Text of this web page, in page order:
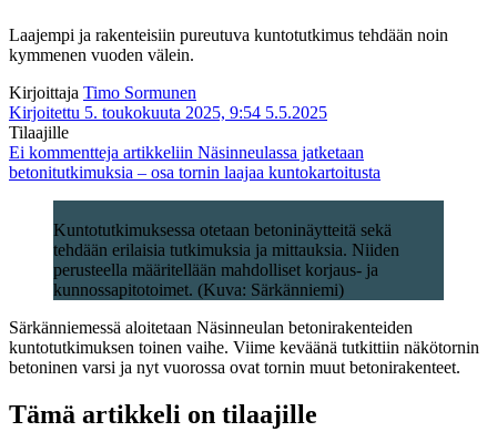
Laajempi ja rakenteisiin pureutuva kuntotutkimus tehdään noin
kymmenen vuoden välein.
Kirjoittaja Timo Sormunen
Kirjoitettu 5. toukokuuta 2025, 9:54 5.5.2025
Tilaajille
Ei kommentteja artikkeliin Näsinneulassa jatketaan
betonitutkimuksia – osa tornin laajaa kuntokartoitusta
Kuntotutkimuksessa otetaan betoninäytteitä sekä
tehdään erilaisia tutkimuksia ja mittauksia. Niiden
perusteella määritellään mahdolliset korjaus- ja
kunnossapitotoimet. (Kuva: Särkänniemi)
Särkänniemessä aloitetaan Näsinneulan betonirakenteiden
kuntotutkimuksen toinen vaihe. Viime keväänä tutkittiin näkötornin
betoninen varsi ja nyt vuorossa ovat tornin muut betonirakenteet.
Tämä artikkeli on tilaajille